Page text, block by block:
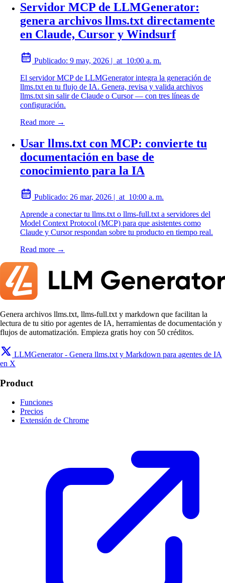
Servidor MCP de LLMGenerator:
genera archivos llms.txt directamente
en Claude, Cursor y Windsurf
Publicado: 9 may, 2026 | at 10:00 a. m.
El servidor MCP de LLMGenerator integra la generación de
llms.txt en tu flujo de IA. Genera, revisa y valida archivos
llms.txt sin salir de Claude o Cursor — con tres líneas de
configuración.
Read more →
Usar llms.txt con MCP: convierte tu
documentación en base de
conocimiento para la IA
Publicado: 26 mar, 2026 | at 10:00 a. m.
Aprende a conectar tu llms.txt o llms-full.txt a servidores del
Model Context Protocol (MCP) para que asistentes como
Claude y Cursor respondan sobre tu producto en tiempo real.
Read more →
Genera archivos llms.txt, llms-full.txt y markdown que facilitan la
lectura de tu sitio por agentes de IA, herramientas de documentación y
flujos de automatización. Empieza gratis hoy con 50 créditos.
LLMGenerator - Genera llms.txt y Markdown para agentes de IA
en X
Product
Funciones
Precios
Extensión de Chrome